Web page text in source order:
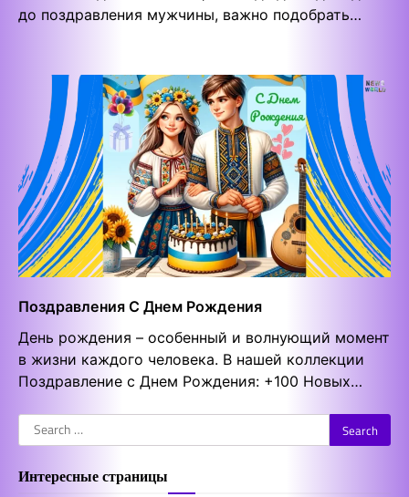
до поздравления мужчины, важно подобрать…
Поздравления С Днем Рождения
День рождения – особенный и волнующий момент
в жизни каждого человека. В нашей коллекции
Поздравление с Днем Рождения: +100 Новых…
Search
for:
Интересные страницы